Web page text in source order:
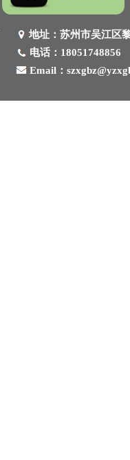
地址：苏州市吴江区
电话：18051748856
Email：